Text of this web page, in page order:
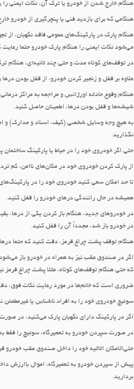
هنگام خارج شدن از خودرو یا ترک آن، نکات ایمنی را
هنگامی که برای بازدید فنی یا پنچرگیری از خودرو
هنگام پارک در پارکینگ‌های عمومی فاقد نگهبان، از
می‌شود نکات ایمنی را هنگام پارک خودرو حتما رعایت
در توقف‌های کوتاه مدت و حتی چند ثانیه‌ای، هنگام
علاوه بر قفل و زنجیر کردن خودرو، از قفل بودن
هنگام وقوع حادثه اورژانس و مراجعه به مراکز
شیشه‌ها و قفل‌ بودن درها، اطمینان حاصل کنید.
به هیچ وجه وسایل شخصی (کیف، اسناد و مدارک) و
نگذارید.
حتی اگر خودروی خود را در حیاط یا پارکینگ
از پارک کردن خودروی خود در مکان‌های ناامن، کم
تا حد امکان سعی کنید خودروی خود را در
همیشه در حال رانندگی درهای خودرو را قفل کنید.
در خودروهای جدید، هنگام باز کردن یکی از درها،
درِ خودرو باز شد، مجدداً آن را قفل کنید.
هنگام توقف پشت چراغ قرمز، دقت کنید که حتما
اگر درِ صندوق عقب نیز به همراه درِ خودرو باز
که حتی هنگام توقف‌های کوتاه، مثلا پشت چراغ قرمز
ضروری است که خانم‌ها در مورد رعایت نکات فوق،
سوئیچ خودروی خود را به افراد ناشناس یا غیرمطمئن
اگر در پارکینگ دارای نگهبان پارک می‌کنید، در
در صورت سپردن خودرو به تعمیرگاه، سوئیچ را فقط
حتی‌الامکان اثاثیه خود را داخل صندوق عقب خودرو
پیش از سپردن خودرو به تعمیرگاه، اموال باارزش
بردارید.